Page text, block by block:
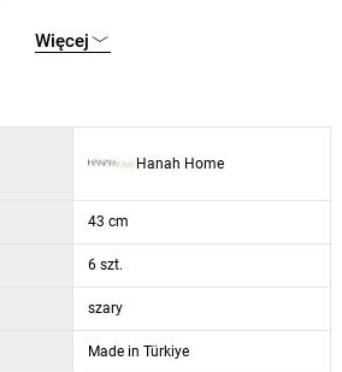
18 DNS (oparcie), pianka 22 DNS
Więcej
Hanah Home
43 cm
6 szt.
szary
Made in Türkiye